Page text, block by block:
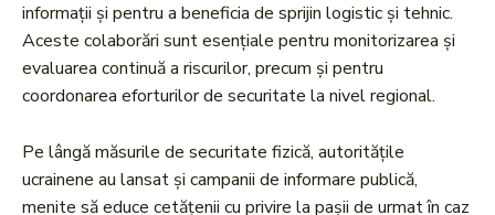
informații și pentru a beneficia de sprijin logistic și tehnic.
Aceste colaborări sunt esențiale pentru monitorizarea și
evaluarea continuă a riscurilor, precum și pentru
coordonarea eforturilor de securitate la nivel regional.
Pe lângă măsurile de securitate fizică, autoritățile
ucrainene au lansat și campanii de informare publică,
menite să educe cetățenii cu privire la pașii de urmat în caz